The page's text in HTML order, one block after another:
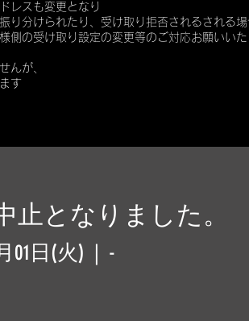
レスも変更となり
り分けられたり、受け取り拒否されるされる
側の受け取り設定の変更等のご対応お願いい
んが、
す
中止となりました。
01日(火)
  |
-